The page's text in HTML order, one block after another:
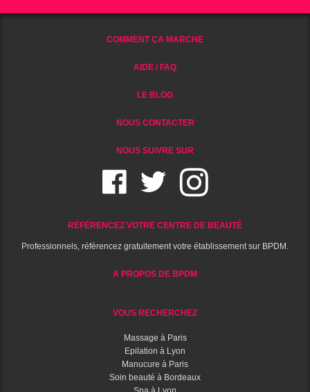
COMMENT ÇA MARCHE
AIDE / FAQ
LE BLOG
NOUS CONTACTER
NOUS SUIVRE SUR
RÉFÉRENCEZ VOTRE CENTRE DE BEAUTÉ
Professionnels, référencez gratuitement votre établissement sur BPDM.
A PROPOS DE BPDM
VOUS RECHERCHEZ
Massage à Paris
Epilation à Lyon
Manucure à Paris
Soin beauté à Bordeaux